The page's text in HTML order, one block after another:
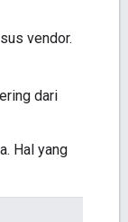
vendor.
dari
Hal yang